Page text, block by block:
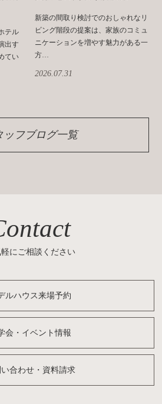
テル
出す
てい
新築の間取り検討でのおしゃれなリ
ビング階段の提案は、家族のコミュ
ニケーションを増やす魅力がある一
方…
2026.07.31
ッフブログ一覧
軽にご相談ください
ルハウス来場予約
会・イベント情報
い合わせ・資料請求